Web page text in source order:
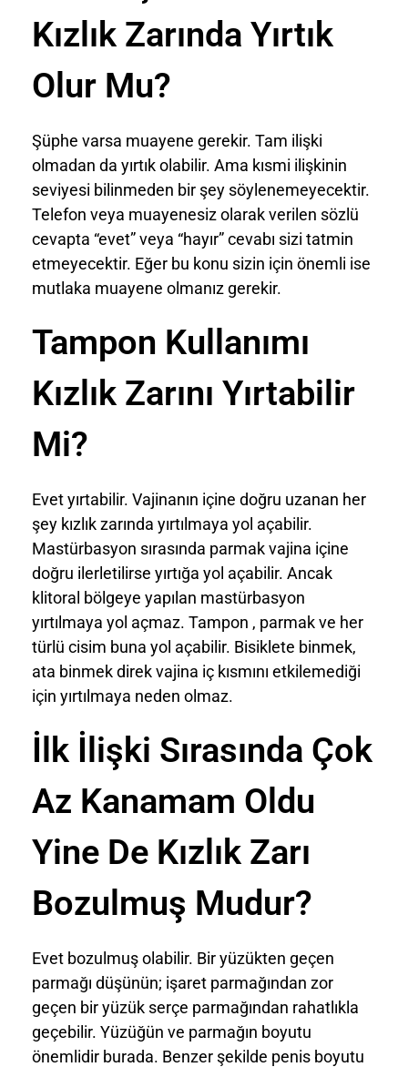
Kızlık Zarında Yırtık
Olur Mu?
Şüphe varsa muayene gerekir. Tam ilişki
olmadan da yırtık olabilir. Ama kısmi ilişkinin
seviyesi bilinmeden bir şey söylenemeyecektir.
Telefon veya muayenesiz olarak verilen sözlü
cevapta “evet” veya “hayır” cevabı sizi tatmin
etmeyecektir. Eğer bu konu sizin için önemli ise
mutlaka muayene olmanız gerekir.
Tampon Kullanımı
Kızlık Zarını Yırtabilir
Mi?
Evet yırtabilir. Vajinanın içine doğru uzanan her
şey kızlık zarında yırtılmaya yol açabilir.
Mastürbasyon sırasında parmak vajina içine
doğru ilerletilirse yırtığa yol açabilir. Ancak
klitoral bölgeye yapılan mastürbasyon
yırtılmaya yol açmaz. Tampon , parmak ve her
türlü cisim buna yol açabilir. Bisiklete binmek,
ata binmek direk vajina iç kısmını etkilemediği
için yırtılmaya neden olmaz.
İlk İlişki Sırasında Çok
Az Kanamam Oldu
Yine De Kızlık Zarı
Bozulmuş Mudur?
Evet bozulmuş olabilir. Bir yüzükten geçen
parmağı düşünün; işaret parmağından zor
geçen bir yüzük serçe parmağından rahatlıkla
geçebilir. Yüzüğün ve parmağın boyutu
önemlidir burada. Benzer şekilde penis boyutu